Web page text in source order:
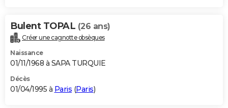
Bulent TOPAL (26 ans)
Créer une cagnotte obsèques
Naissance
01/11/1968 à SAPA TURQUIE
Décès
01/04/1995 à Paris (Paris)